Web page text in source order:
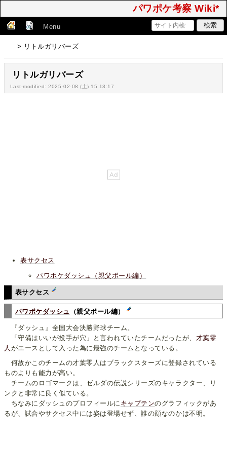
パワポケ考察 Wiki*
Menu
> リトルガリバーズ
リトルガリバーズ
Last-modified: 2025-02-08 (土) 15:13:17
表サクセス
パワポケダッシュ（親父ボール編）
表サクセス
パワポケダッシュ （親父ボール編）
『ダッシュ』全国大会決勝野球チーム。
「守備はいいが投手が穴」と言われていたチームだったが、 才葉零
人 がエースとして入った為に最強のチームとなっている。
何故かこのチームの才葉零人はブラックスターズに登録されている
ものよりも能力が高い。
チームのロゴマークは、ゼルダの伝説シリーズのキャラクター、リ
ンクと非常に良く似ている。
ちなみにダッシュのプロフィールに キャプテンのグラフィックがあ
るが、試合やサクセス中には姿は登場せず、誰の顔なのかは不明。